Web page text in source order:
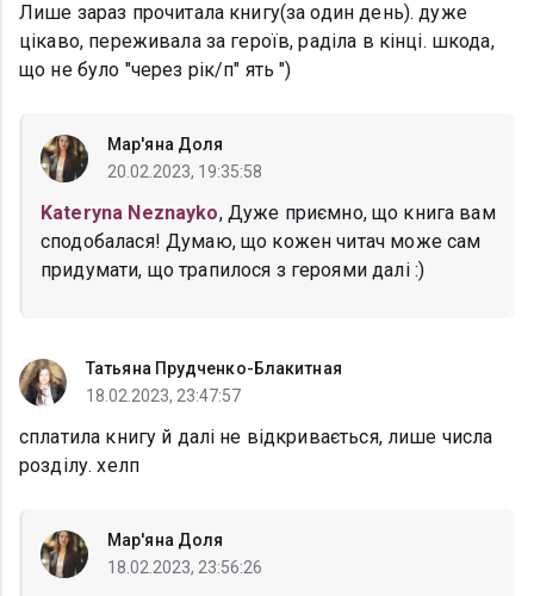
Лише зараз прочитала книгу(за один день). дуже
цікаво, переживала за героїв, раділа в кінці. шкода,
що не було "через рік/п" ять ")
Мар'яна Доля
20.02.2023, 19:35:58
Kateryna Neznayko, Дуже приємно, що книга вам
сподобалася! Думаю, що кожен читач може сам
придумати, що трапилося з героями далі :)
Татьяна Прудченко-Блакитная
18.02.2023, 23:47:57
сплатила книгу й далі не відкривається, лише числа
розділу. хелп
Мар'яна Доля
18.02.2023, 23:56:26